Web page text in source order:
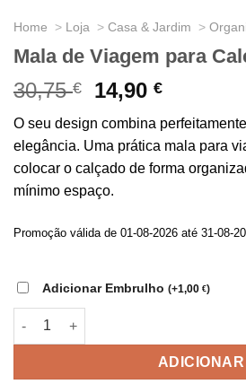
Home Loja Casa & Jardim
Mala de Viagem para
30,75€
O
preço
original
era:
30,75 €.
14,90€
preço
atual
é:
14,90 €.
O seu design combina
elegância. Uma prática mala para
colocar o calçado de forma
mínimo espaço.
Promoção válida de 01-08-2026 até 31-08-
Adicionar Embrulho (+1,00 €)
Quantidade de Mala de Viagem para
ADICIONAR